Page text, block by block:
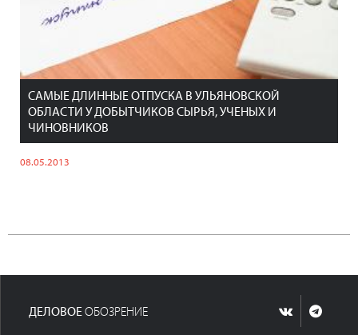
САМЫЕ ДЛИННЫЕ ОТПУСКА В УЛЬЯНОВСКОЙ
ОБЛАСТИ У ДОБЫТЧИКОВ СЫРЬЯ, УЧЕНЫХ И
ЧИНОВНИКОВ
08.05.2013
ДЕЛОВОЕОБОЗРЕНИЕ